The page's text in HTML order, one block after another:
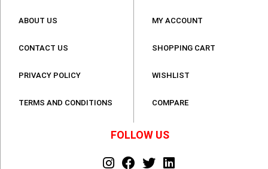
ABOUT US
CONTACT US
PRIVACY POLICY
TERMS AND CONDITIONS
MY ACCOUNT
SHOPPING CART
WISHLIST
COMPARE
FOLLOW US